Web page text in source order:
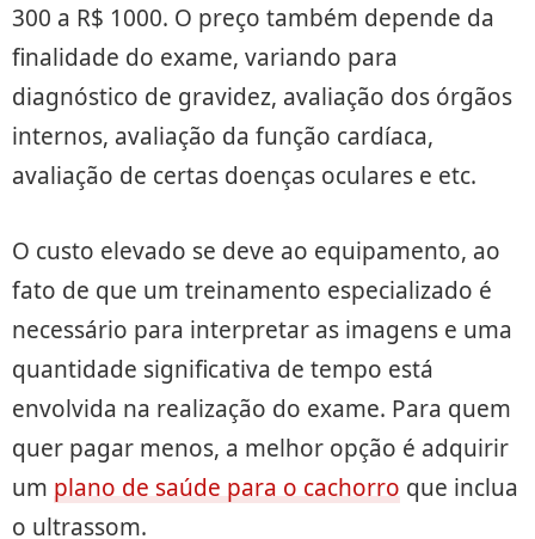
300 a R$ 1000. O preço também depende da
finalidade do exame, variando para
diagnóstico de gravidez, avaliação dos órgãos
internos, avaliação da função cardíaca,
avaliação de certas doenças oculares e etc.
O custo elevado se deve ao equipamento, ao
fato de que um treinamento especializado é
necessário para interpretar as imagens e uma
quantidade significativa de tempo está
envolvida na realização do exame. Para quem
quer pagar menos, a melhor opção é adquirir
um plano de saúde para o cachorro que inclua
o ultrassom.